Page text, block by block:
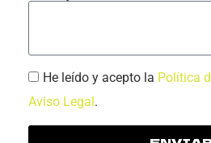
He leído y acepto la Política
Aviso Legal .